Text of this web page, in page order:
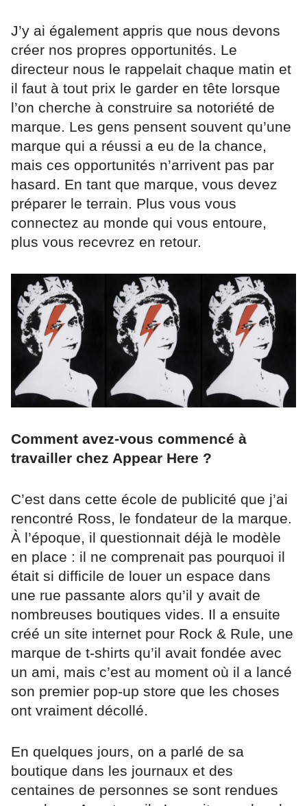
J’y ai également appris que nous devons
créer nos propres opportunités. Le
directeur nous le rappelait chaque matin et
il faut à tout prix le garder en tête lorsque
l’on cherche à construire sa notoriété de
marque. Les gens pensent souvent qu’une
marque qui a réussi a eu de la chance,
mais ces opportunités n’arrivent pas par
hasard. En tant que marque, vous devez
préparer le terrain. Plus vous vous
connectez au monde qui vous entoure,
plus vous recevrez en retour.
Comment avez-vous commencé à
travailler chez Appear Here ?
C’est dans cette école de publicité que j’ai
rencontré Ross, le fondateur de la marque.
À l’époque, il questionnait déjà le modèle
en place : il ne comprenait pas pourquoi il
était si difficile de louer un espace dans
une rue passante alors qu’il y avait de
nombreuses boutiques vides. Il a ensuite
créé un site internet pour Rock & Rule, une
marque de t-shirts qu’il avait fondée avec
un ami, mais c’est au moment où il a lancé
son premier pop-up store que les choses
ont vraiment décollé.
En quelques jours, on a parlé de sa
boutique dans les journaux et des
centaines de personnes se sont rendues